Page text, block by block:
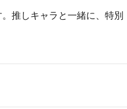
推しキャラと一緒に、特別